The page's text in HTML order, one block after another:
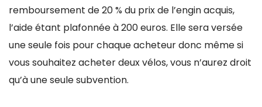
remboursement de 20 % du prix de l’engin acquis,
l’aide étant plafonnée à 200 euros. Elle sera versée
une seule fois pour chaque acheteur donc même si
vous souhaitez acheter deux vélos, vous n’aurez droit
qu’à une seule subvention.